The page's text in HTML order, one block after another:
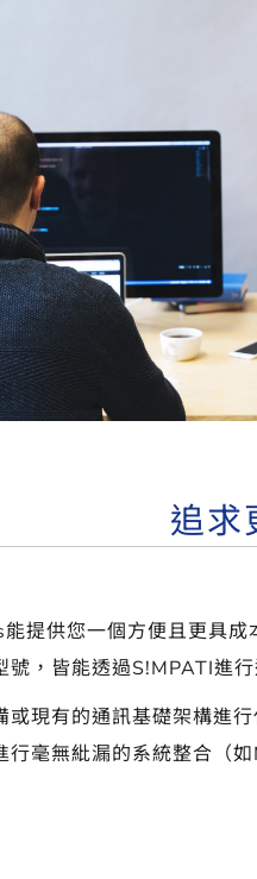
追求
提供您一個方便且更具
號，皆能透過S!MPATI進行
或現有的通訊基礎架構進
行毫無紕漏的系統整合（